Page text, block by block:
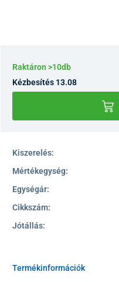
Raktáron >10db
Kézbesítés 13.08
Kiszerelés:
Mértékegység:
Egységár:
Cikkszám:
Jótállás:
Termékinformációk